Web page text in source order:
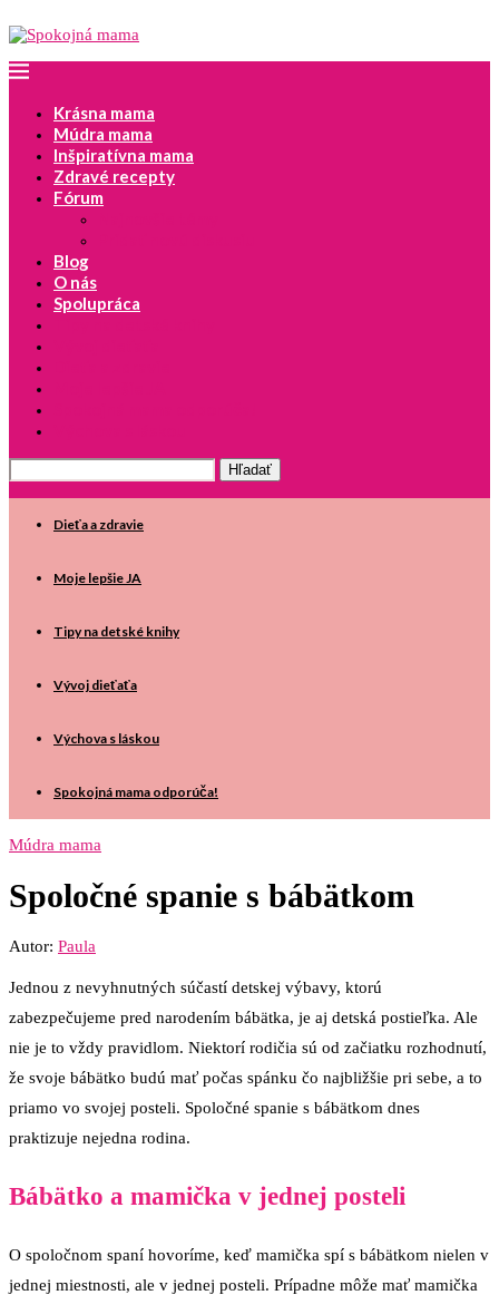
Krásna mama
Múdra mama
Inšpiratívna mama
Zdravé recepty
Fórum
Blog
O nás
Spolupráca
Dieťa a zdravie
Moje lepšie JA
Tipy na detské knihy
Vývoj dieťaťa
Výchova s láskou
Spokojná mama odporúča!
Múdra mama
Spoločné spanie s bábätkom
Autor: Paula
Jednou z nevyhnutných súčastí detskej výbavy, ktorú
zabezpečujeme pred narodením bábätka, je aj detská postieľka. Ale
nie je to vždy pravidlom. Niektorí rodičia sú od začiatku rozhodnutí,
že svoje bábätko budú mať počas spánku čo najbližšie pri sebe, a to
priamo vo svojej posteli. Spoločné spanie s bábätkom dnes
praktizuje nejedna rodina.
Bábätko a mamička v jednej posteli
O spoločnom spaní hovoríme, keď mamička spí s bábätkom nielen v
jednej miestnosti, ale v jednej posteli. Prípadne môže mať mamička